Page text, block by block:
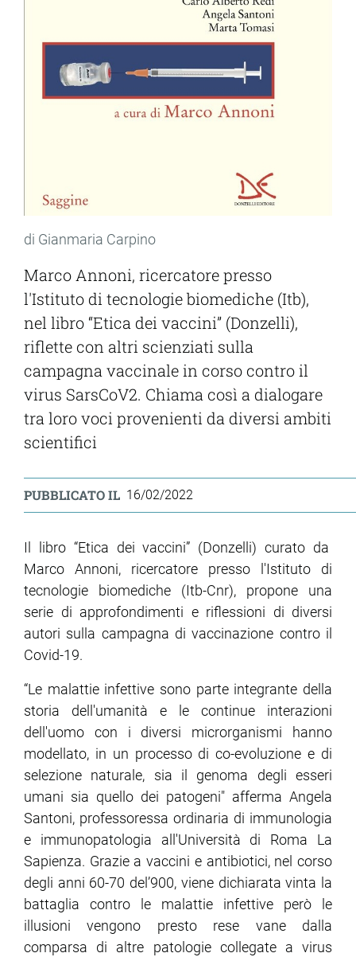
di Gianmaria Carpino
Marco Annoni, ricercatore presso
l'Istituto di tecnologie biomediche (Itb),
nel libro “Etica dei vaccini” (Donzelli),
riflette con altri scienziati sulla
campagna vaccinale in corso contro il
virus SarsCoV2. Chiama così a dialogare
tra loro voci provenienti da diversi ambiti
scientifici
PUBBLICATO IL 16/02/2022
Il libro “Etica dei vaccini” (Donzelli) curato da
Marco Annoni, ricercatore presso
l'Istituto di
tecnologie biomediche (Itb-Cnr), propone una
serie di approfondimenti e riflessioni di diversi
autori sulla campagna di vaccinazione contro il
Covid-19.
“Le malattie infettive sono parte integrante della
storia dell'umanità e le continue interazioni
dell'uomo con i diversi microrganismi hanno
modellato, in un processo di co-evoluzione e di
selezione naturale, sia il genoma degli esseri
umani sia quello dei patogeni" afferma Angela
Santoni, professoressa ordinaria di immunologia
e immunopatologia all'Università di Roma La
Sapienza. Grazie a vaccini e antibiotici, nel corso
degli anni 60-70 del’900, viene dichiarata vinta la
battaglia contro le malattie infettive però le
illusioni vengono presto rese vane dalla
comparsa di altre patologie collegate a virus